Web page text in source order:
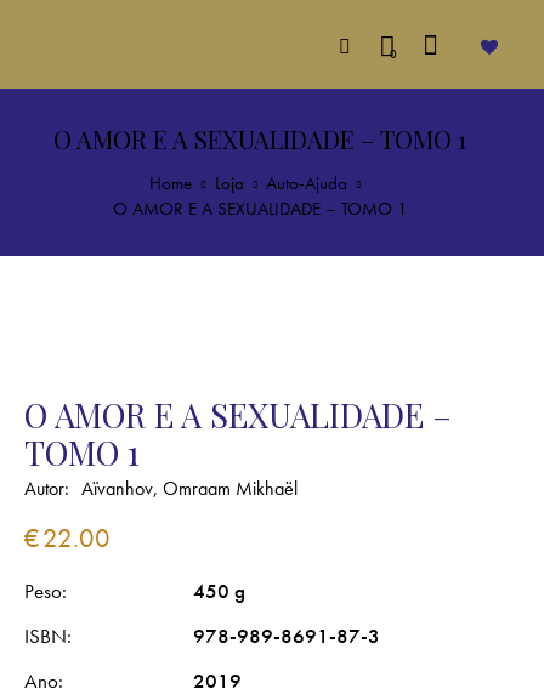
0
O AMOR E A SEXUALIDADE – TOMO 1
Home Loja
Auto-Ajuda
O AMOR E A SEXUALIDADE – TOMO 1
O AMOR E A SEXUALIDADE –
TOMO 1
Autor: Aïvanhov, Omraam Mikhaël
€22.00
Peso
450 g
ISBN
978-989-8691-87-3
Ano
2019